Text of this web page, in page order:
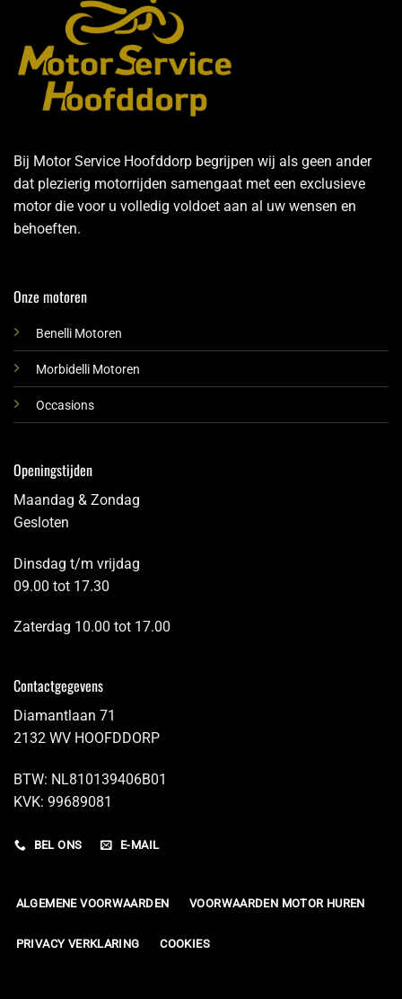
Bij Motor Service Hoofddorp begrijpen wij als geen ander
dat plezierig motorrijden samengaat met een exclusieve
motor die voor u volledig voldoet aan al uw wensen en
behoeften.
Onze motoren
Benelli Motoren
Morbidelli Motoren
Occasions
Openingstijden
Maandag & Zondag
Gesloten
Dinsdag t/m vrijdag
09.00 tot 17.30
Zaterdag 10.00 tot 17.00
Contactgegevens
Diamantlaan 71
2132 WV HOOFDDORP
BTW: NL810139406B01
KVK: 99689081
BEL ONS E-MAIL
ALGEMENE VOORWAARDEN VOORWAARDEN MOTOR HUREN
PRIVACY VERKLARING COOKIES